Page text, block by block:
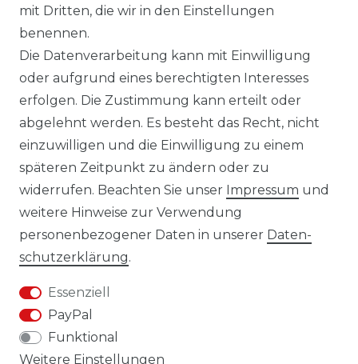
14 TAGE RÜCKGABERECHT
Laro-Shop.de
06233-7705680
info@laro-shop.de
Montag - Freitag, 09:00 - 17:00
Widerrufs­recht
mit Dritten, die wir in den Einstellungen
benennen.
Die Datenverarbeitung kann mit Einwilligung
oder aufgrund eines berechtigten Interesses
erfolgen. Die Zustimmung kann erteilt oder
abgelehnt werden. Es besteht das Recht, nicht
einzuwilligen und die Einwilligung zu einem
späteren Zeitpunkt zu ändern oder zu
widerrufen. Beachten Sie unser Impressum und
weitere Hinweise zur Verwendung
personenbezogener Daten in unserer Daten­
schutz­erklärung.
Essenziell
PayPal
Funktional
Weitere Einstellungen